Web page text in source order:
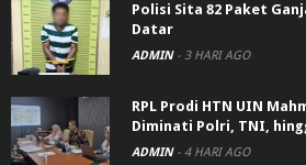
Polisi Sita 82 Paket
Datar
ADMIN - 3 HARI AGO
RPL Prodi HTN UIN
Diminati Polri, TNI,
ADMIN - 4 HARI AGO